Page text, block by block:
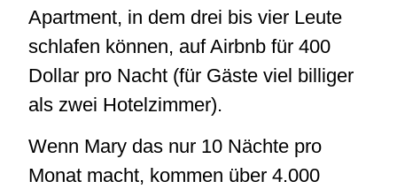
Apartment, in dem drei bis vier Leute
schlafen können, auf Airbnb für 400
Dollar pro Nacht (für Gäste viel billiger
als zwei Hotelzimmer).
Wenn Mary das nur 10 Nächte pro
Monat macht, kommen über 4.000